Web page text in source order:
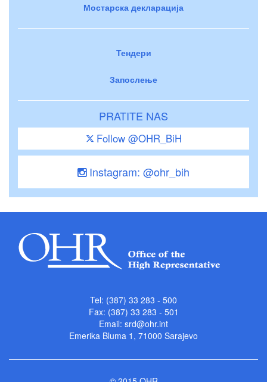
Мостарска декларација
Тендери
Запослење
PRATITE NAS
Follow @OHR_BiH
Instagram: @ohr_bih
Tel: (387) 33 283 - 500
Fax: (387) 33 283 - 501
Email: srd@ohr.int
Emerika Bluma 1, 71000 Sarajevo